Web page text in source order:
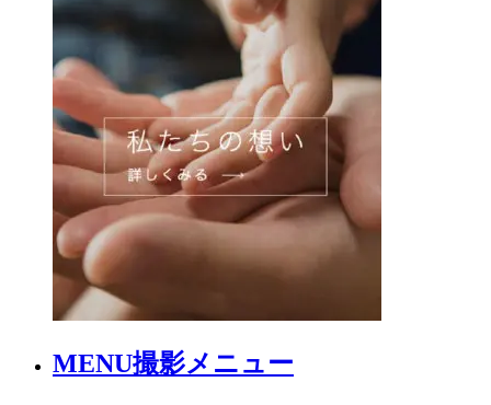
MENU撮影メニュー